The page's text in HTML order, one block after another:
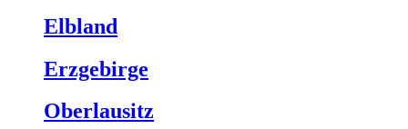
Elbland
Erzgebirge
Oberlausitz